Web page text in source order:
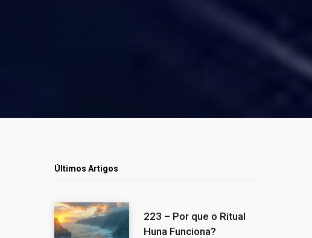
Últimos Artigos
223 – Por que o Ritual
Huna Funciona?